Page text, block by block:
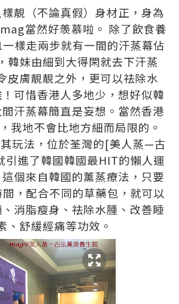
靚（不論真假）身材正，身為
當然好羡慕啦。 除了飲食養
樣走兩步就有一間的汗蒸幕佔
韓妹由細到大得閑就去下汗蒸
皮膚靚靚之外，更可以祛除水
可惜香港人多地少，想好似韓
汗蒸幕簡直是妄想。當然香港
我地不會比地方細而局限的。
玩法，位於荃灣的[美人蒸—古
引進了韓國韓國最HIT的懶人運
個來自韓國的薰蒸療法，只要
，配合不同的草藥包，就可以
消脂瘦身、祛除水腫、改善睡
、舒緩經痛等功效。